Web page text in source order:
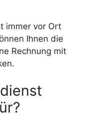
immer vor Ort
Ihnen die
Rechnung mit